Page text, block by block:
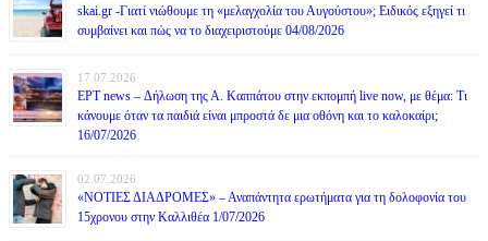
skai.gr -Γιατί νιώθουμε τη «μελαγχολία του Αυγούστου»; Ειδικός εξηγεί τι
συμβαίνει και πώς να το διαχειριστούμε 04/08/2026
17.07.2026
ΕΡΤ news – Δήλωση της Α. Καππάτου στην εκπομπή live now, με θέμα: Τι
κάνουμε όταν τα παιδιά είναι μπροστά δε μια οθόνη και το καλοκαίρι;
16/07/2026
02.07.2026
«ΝΟΤΙΕΣ ΔΙΑΔΡΟΜΕΣ» – Αναπάντητα ερωτήματα για τη δολοφονία του
15χρονου στην Καλλιθέα 1/07/2026